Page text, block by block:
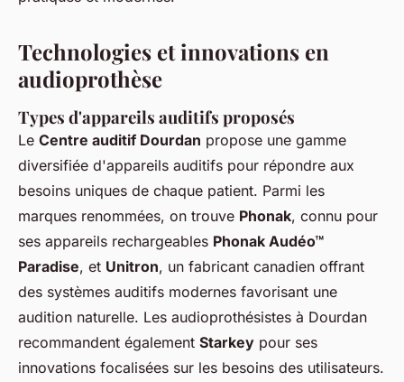
Technologies et innovations en
audioprothèse
Types d'appareils auditifs proposés
Le Centre auditif Dourdan propose une gamme
diversifiée d'appareils auditifs pour répondre aux
besoins uniques de chaque patient. Parmi les
marques renommées, on trouve Phonak, connu pour
ses appareils rechargeables Phonak Audéo™
Paradise, et Unitron, un fabricant canadien offrant
des systèmes auditifs modernes favorisant une
audition naturelle. Les audioprothésistes à Dourdan
recommandent également Starkey pour ses
innovations focalisées sur les besoins des utilisateurs.